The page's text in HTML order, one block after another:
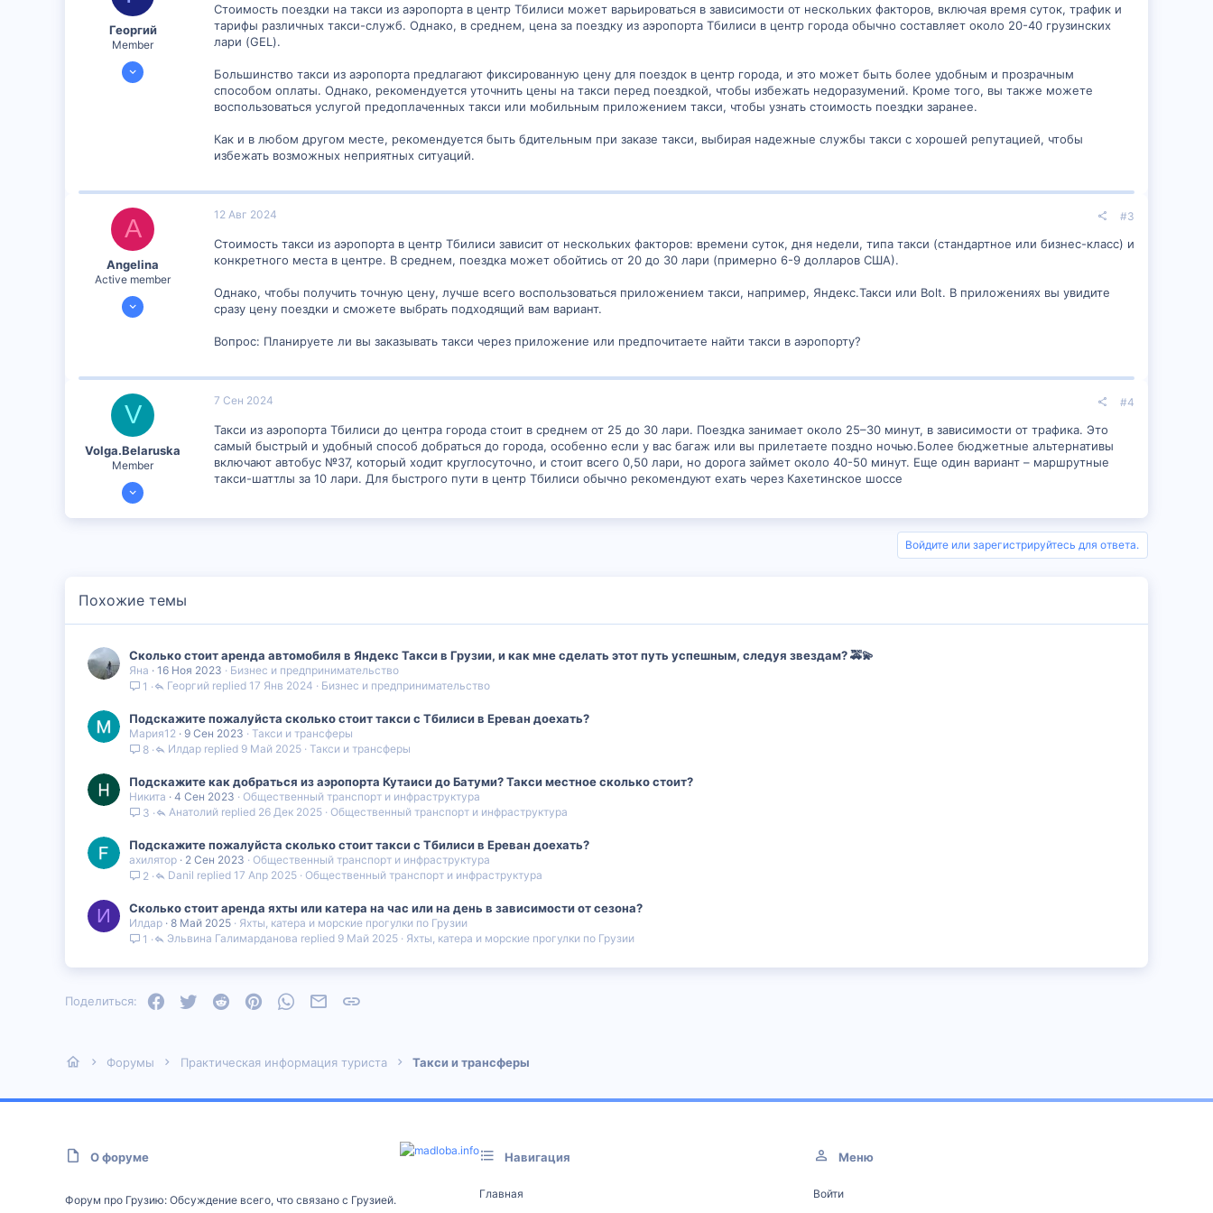
Георгий
Member
16 Янв 2024
Стоимость поездки на такси из аэропорта в центр Тбилиси может варьироваться в зависимости от нескольких факторов, включая время суток, трафик и
тарифы различных такси-служб. Однако, в среднем, цена за поездку из аэропорта Тбилиси в центр города обычно составляет около 20-40 грузинских
лари (GEL).
Большинство такси из аэропорта предлагают фиксированную цену для поездок в центр города, и это может быть более удобным и прозрачным
способом оплаты. Однако, рекомендуется уточнить цены на такси перед поездкой, чтобы избежать недоразумений. Кроме того, вы также можете
воспользоваться услугой предоплаченных такси или мобильным приложением такси, чтобы узнать стоимость поездки заранее.
Как и в любом другом месте, рекомендуется быть бдительным при заказе такси, выбирая надежные службы такси с хорошей репутацией, чтобы
избежать возможных неприятных ситуаций.
A
Angelina
Active member
24 Июл 2024
12 Авг 2024 #3
Стоимость такси из аэропорта в центр Тбилиси зависит от нескольких факторов: времени суток, дня недели, типа такси (стандартное или бизнес-класс) и
конкретного места в центре. В среднем, поездка может обойтись от 20 до 30 лари (примерно 6-9 долларов США).
Однако, чтобы получить точную цену, лучше всего воспользоваться приложением такси, например, Яндекс.Такси или Bolt. В приложениях вы увидите
сразу цену поездки и сможете выбрать подходящий вам вариант.
Вопрос: Планируете ли вы заказывать такси через приложение или предпочитаете найти такси в аэропорту?
V
Volga.Belaruska
Member
6 Сен 2024
7 Сен 2024 #4
Такси из аэропорта Тбилиси до центра города стоит в среднем от 25 до 30 лари. Поездка занимает около 25–30 минут, в зависимости от трафика. Это
самый быстрый и удобный способ добраться до города, особенно если у вас багаж или вы прилетаете поздно ночью.Более бюджетные альтернативы
включают автобус №37, который ходит круглосуточно, и стоит всего 0,50 лари, но дорога займет около 40-50 минут. Еще один вариант – маршрутные
такси-шаттлы за 10 лари. Для быстрого пути в центр Тбилиси обычно рекомендуют ехать через Кахетинское шоссе
Войдите или зарегистрируйтесь для ответа.
Похожие темы
Сколько стоит аренда автомобиля в Яндекс Такси в Грузии, и как мне сделать этот путь успешным, следуя звездам? 🚕💫
Яна 16 Ноя 2023
Бизнес и предпринимательство
1
Бизнес и предпринимательство
17 Янв 2024
Георгий
Подскажите пожалуйста сколько стоит такси с Тбилиси в Ереван доехать?
Мария12 9 Сен 2023
Такси и трансферы
8
Такси и трансферы
9 Май 2025
Илдар
Подскажите как добраться из аэропорта Кутаиси до Батуми? Такси местное сколько стоит?
Никита 4 Сен 2023
Общественный транспорт и инфраструктура
3
Общественный транспорт и инфраструктура
26 Дек 2025
Анатолий
Подскажите пожалуйста сколько стоит такси с Тбилиси в Ереван доехать?
ахилятор 2 Сен 2023
Общественный транспорт и инфраструктура
2
Общественный транспорт и инфраструктура
17 Апр 2025
Danil
И Сколько стоит аренда яхты или катера на час или на день в зависимости от сезона?
Илдар 8 Май 2025
Яхты, катера и морские прогулки по Грузии
1
Яхты, катера и морские прогулки по Грузии
9 Май 2025
Эльвина Галимарданова
Поделиться: Facebook
Twitter Reddit PinterestWhatsAppЭлектронная почта
Форумы Практическая информация туриста Такси и трансферы
О форуме
Форум про Грузию: Обсуждение всего, что связано с Грузией.
Навигация
Главная
Меню
Войти